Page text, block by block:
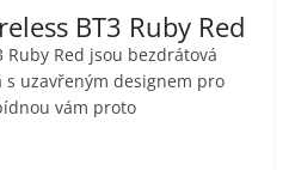
BT3 Ruby Red
Ruby Red jsou bezdrátová
uzavřeným designem pro
vám proto